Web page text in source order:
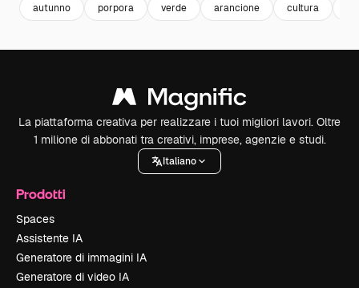
autunno porpora verde arancione cultura
La piattaforma creativa per realizzare i tuoi migliori lavori. Oltre
1 milione di abbonati tra creativi, imprese, agenzie e studi.
Italiano
Prodotti
Spaces
Assistente IA
Generatore di immagini IA
Generatore di video IA